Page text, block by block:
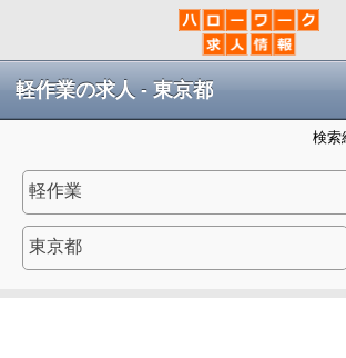
軽作業の求人 - 東京都
検索